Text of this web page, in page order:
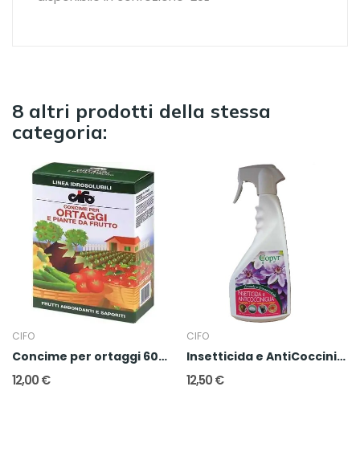
8 altri prodotti della stessa
categoria:
CIFO
Concime per ortaggi 600gr
12,00 €
CIFO
Insetticida e AntiCocciniglia 500ml
12,50 €